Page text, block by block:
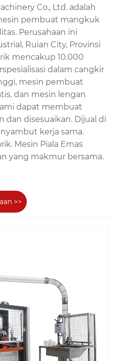
Co., Ltd. adalah
pembuat mangkuk
Perusahaan ini
Ruian City, Provinsi
mencakup 10.000
dalam cangkir
mesin pembuat
dan mesin lengan
dapat membuat
dan disesuaikan. Dijual di
kerja sama.
Mesin Piala Emas
yang makmur bersama.
>>